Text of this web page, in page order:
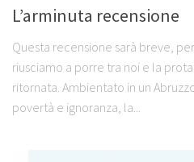
L’arminuta recensione
Questa recensione sarà breve,
riusciamo a porre tra noi e la
ritornata. Ambientato in un
povertà e ignoranza, la...